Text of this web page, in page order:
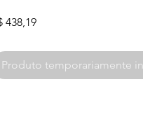
438,19Preço
Produto temporariamente